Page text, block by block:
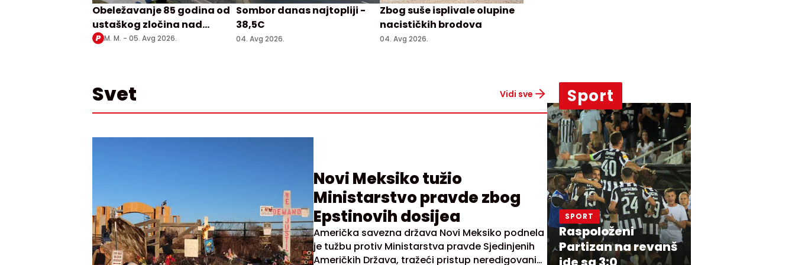
Obeležavanje 85 godina od
ustaškog zločina nad
Srbima u Prebilovcima
M. M. - 05. Avg 2026.
Sombor danas najtopliji -
38,5C
04. Avg 2026.
Zbog suše isplivale olupine
nacističkih brodova
04. Avg 2026.
Svet Vidi sve
Novi Meksiko tužio
Ministarstvo pravde zbog
Epstinovih dosijea
Američka savezna država Novi Meksiko podnela
je tužbu protiv Ministarstva pravde Sjedinjenih
Američkih Država, tražeći pristup neredigovanim
Sport
SPORT
Raspoloženi
Partizan na revanš